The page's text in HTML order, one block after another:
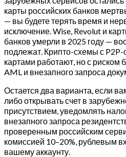
карты российских банков
— вы будете терять время и
исключение. Wise, Revolut и
банков умерли в 2025 году —
подлежат. Крипто-схемы с
картами работают, но с риском
AML и внезапного запроса
Остается два варианта, если
либо открывать счет в
присутствием, уведомлять
внезапного запроса
проверенным российским
комиссией 10–20%, рублевым
вашему аккаунту.